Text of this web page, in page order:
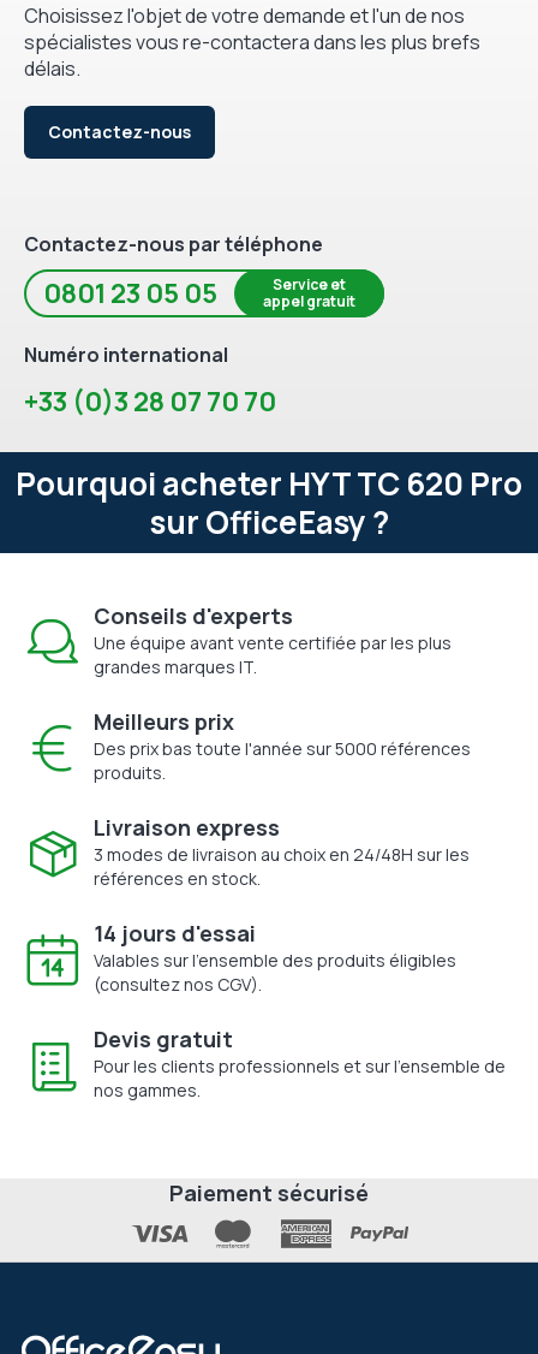
Choisissez l'objet de votre demande et l'un de nos
spécialistes vous re-contactera dans les plus brefs
délais.
Contactez-nous
Contactez-nous par téléphone
0801 23 05 05
Service et
appel gratuit
Numéro international
+33 (0)3 28 07 70 70
Pourquoi acheter HYT TC 620 Pro
sur OfficeEasy ?
Conseils d'experts
Une équipe avant vente certifiée par les plus
grandes marques IT.
Meilleurs prix
Des prix bas toute l'année sur 5000 références
produits.
Livraison express
3 modes de livraison au choix en 24/48H sur les
références en stock.
14 jours d'essai
Valables sur l'ensemble des produits éligibles
(consultez nos CGV).
Devis gratuit
Pour les clients professionnels et sur l'ensemble de
nos gammes.
Paiement sécurisé